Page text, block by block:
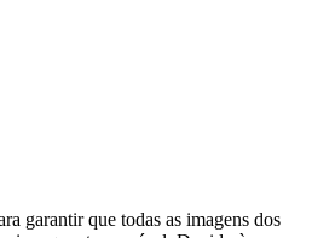
garantir que todas as imagens dos